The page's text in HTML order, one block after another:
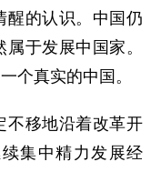
醒的认识。中国仍
于发展中国家。
个真实的中国。
移地沿着改革开
集中精力发展经